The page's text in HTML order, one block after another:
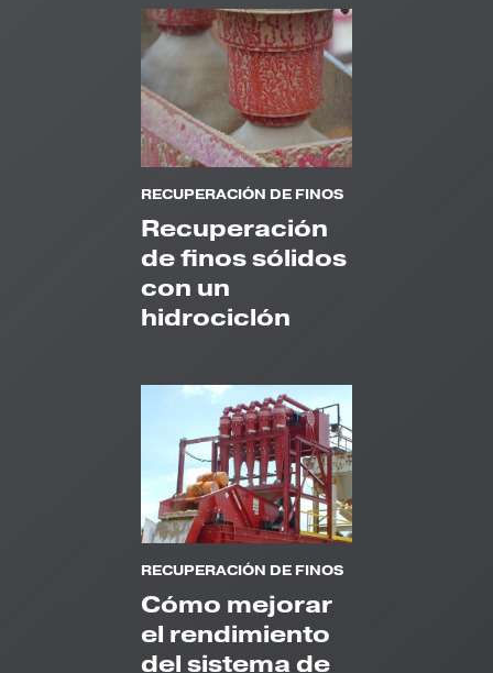
RECUPERACIÓN DE FINOS
Recuperación
de finos sólidos
con un
hidrociclón
RECUPERACIÓN DE FINOS
Cómo mejorar
el rendimiento
del sistema de